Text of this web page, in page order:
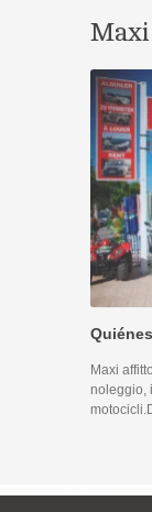
Maxi
noleggio,